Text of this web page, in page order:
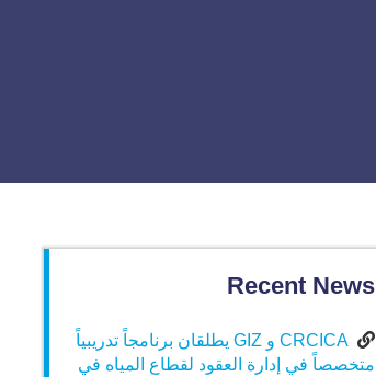
Recent News
CRCICA و GIZ يطلقان برنامجاً تدريبياً
متخصصاً في إدارة العقود لقطاع المياه في